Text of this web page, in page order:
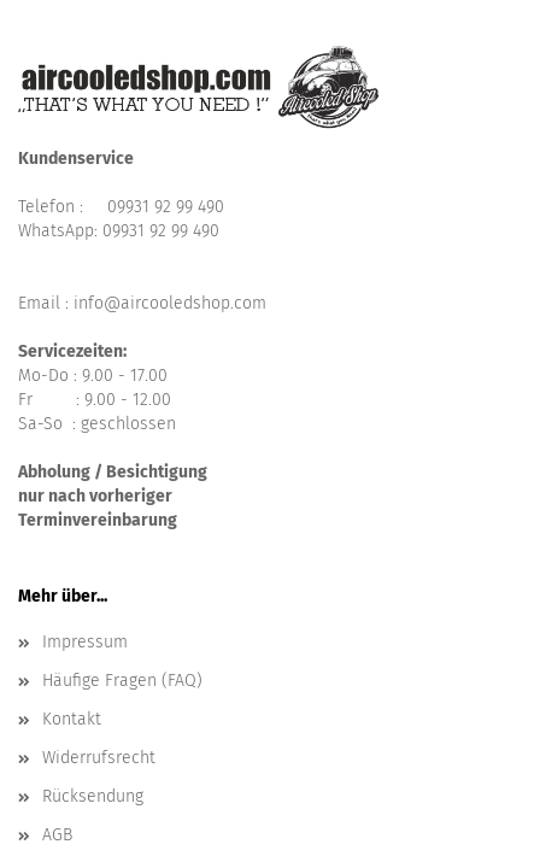
Kundenservice
Telefon : 09931 92 99 490
WhatsApp: 09931 92 99 490
Email : info@aircooledshop.com
Servicezeiten:
Mo-Do : 9.00 - 17.00
Fr : 9.00 - 12.00
Sa-So : geschlossen
Abholung / Besichtigung
nur nach vorheriger
Terminvereinbarung
Mehr über...
Impressum
Häufige Fragen (FAQ)
Kontakt
Widerrufsrecht
Rücksendung
AGB